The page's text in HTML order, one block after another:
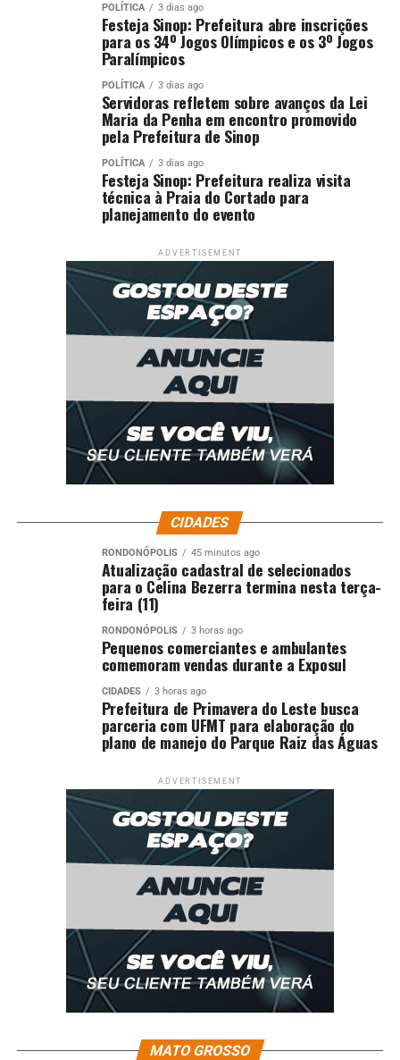
POLÍTICA 3 dias ago
Festeja Sinop: Prefeitura abre inscrições
para os 34º Jogos Olímpicos e os 3º Jogos
Paralímpicos
POLÍTICA 3 dias ago
Servidoras refletem sobre avanços da Lei
Maria da Penha em encontro promovido
pela Prefeitura de Sinop
POLÍTICA 3 dias ago
Festeja Sinop: Prefeitura realiza visita
técnica à Praia do Cortado para
planejamento do evento
ADVERTISEMENT
CIDADES
RONDONÓPOLIS 45 minutos ago
Atualização cadastral de selecionados
para o Celina Bezerra termina nesta terça-
feira (11)
RONDONÓPOLIS 3 horas ago
Pequenos comerciantes e ambulantes
comemoram vendas durante a Exposul
CIDADES 3 horas ago
Prefeitura de Primavera do Leste busca
parceria com UFMT para elaboração do
plano de manejo do Parque Raiz das Águas
ADVERTISEMENT
MATO GROSSO